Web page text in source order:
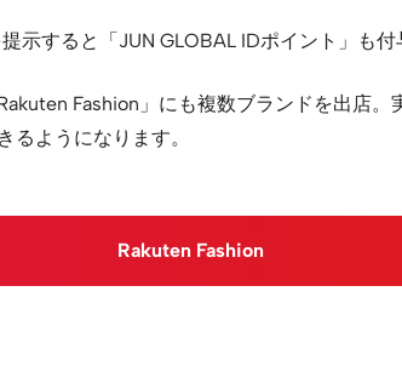
示すると「JUN GLOBAL IDポイント」も
Fashion」にも複数ブランドを出店
ようになります。
Rakuten Fashion